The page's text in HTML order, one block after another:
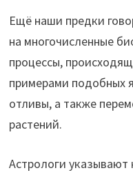
Ещё наши предки
на многочисленные
процессы,
примерами подобных
отливы, а также
растений.
Астрологи указывают